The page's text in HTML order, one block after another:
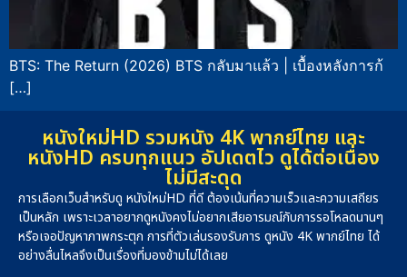
BTS: The Return (2026) BTS กลับมาแล้ว | เบื้องหลังการก้
[…]
หนังใหม่HD รวมหนัง 4K พากย์ไทย และ
หนังHD ครบทุกแนว อัปเดตไว ดูได้ต่อเนื่อง
ไม่มีสะดุด
การเลือกเว็บสำหรับดู หนังใหม่HD ที่ดี ต้องเน้นที่ความเร็วและความเสถียร
เป็นหลัก เพราะเวลาอยากดูหนังคงไม่อยากเสียอารมณ์กับการรอโหลดนานๆ
หรือเจอปัญหาภาพกระตุก การที่ตัวเล่นรองรับการ ดูหนัง 4K พากย์ไทย ได้
อย่างลื่นไหลจึงเป็นเรื่องที่มองข้ามไม่ได้เลย